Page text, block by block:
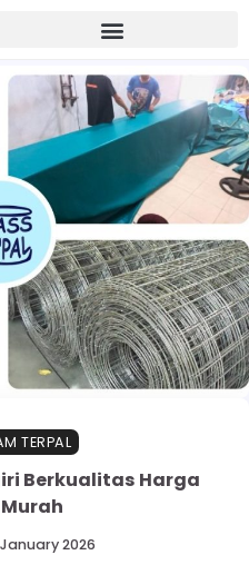
TERPAL
Berkualitas Harga
January 2026